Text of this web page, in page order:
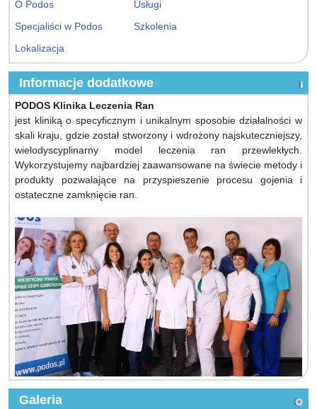
O Podos
Usługi
Specjaliści w Podos
Szkolenia
Lokalizacja
Informacje dodatkowe
PODOS Klinika Leczenia Ran
jest kliniką o specyficznym i unikalnym sposobie działalności w
skali kraju, gdzie został stworzony i wdrożony najskuteczniejszy,
wielodyscyplinarny model leczenia ran przewlekłych.
Wykorzystujemy najbardziej zaawansowane na świecie metody i
produkty pozwalające na przyspieszenie procesu gojenia i
ostateczne zamknięcie ran.
Galeria